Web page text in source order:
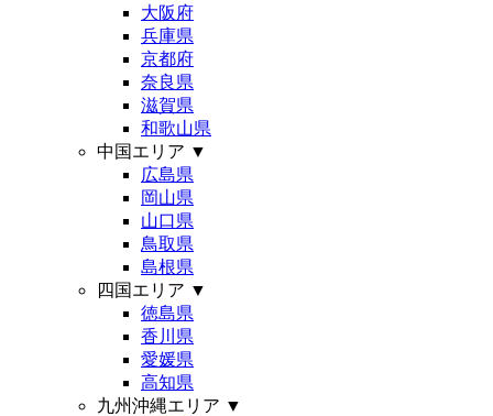
大阪府
兵庫県
京都府
奈良県
滋賀県
和歌山県
中国エリア ▼
広島県
岡山県
山口県
鳥取県
島根県
四国エリア ▼
徳島県
香川県
愛媛県
高知県
九州沖縄エリア ▼